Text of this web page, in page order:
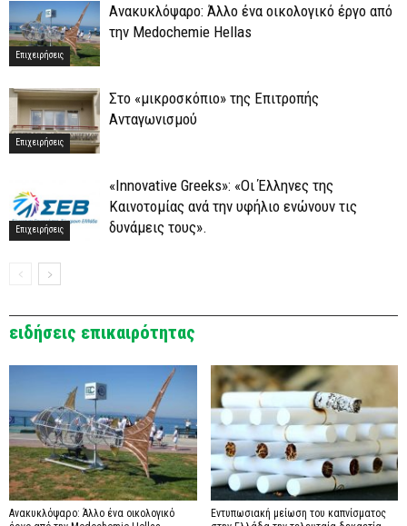
Επιχειρήσεις
Ανακυκλόψαρο: Άλλο ένα οικολογικό έργο από
την Medochemie Hellas
Επιχειρήσεις
Στο «μικροσκόπιο» της Επιτροπής
Ανταγωνισμού
Επιχειρήσεις
«Innovative Greeks»: «Οι Έλληνες της
Καινοτομίας ανά την υφήλιο ενώνουν τις
δυνάμεις τους».
ειδήσεις επικαιρότητας
Ανακυκλόψαρο: Άλλο ένα οικολογικό
Εντυπωσιακή μείωση του καπνίσματος